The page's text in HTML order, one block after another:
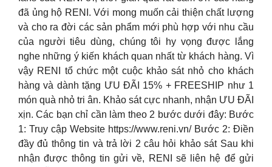
đã ủng hộ RENI. Với mong muốn cải thiện chất lượng
và cho ra đời các sản phẩm mới phù hợp với nhu cầu
của người tiêu dùng, chúng tôi hy vọng được lắng
nghe những ý kiến khách quan nhất từ khách hàng. Vì
vậy RENI tổ chức một cuộc khảo sát nhỏ cho khách
hàng và dành tặng ƯU ĐÃI 15% + FREESHIP như 1
món quà nhỏ tri ân. Khảo sát cực nhanh, nhận ƯU ĐÃI
xịn. Các bạn chỉ cần làm theo 2 bước dưới đây: Bước
1: Truy cập Website https://www.reni.vn/ Bước 2: Điền
đầy đủ thông tin và trả lời 2 câu hỏi khảo sát Sau khi
nhận được thông tin gửi về, RENI sẽ liên hệ để gửi